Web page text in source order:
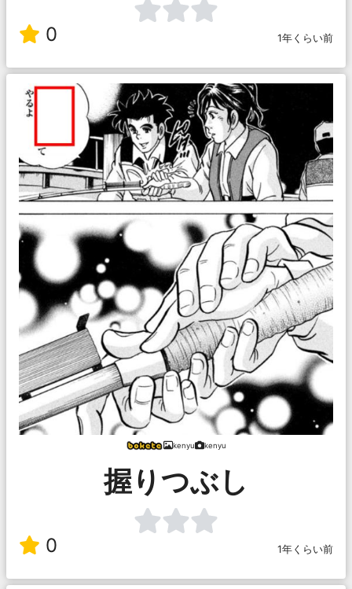
0 1年くらい前
kenyu kenyu
握りつぶし
0 1年くらい前